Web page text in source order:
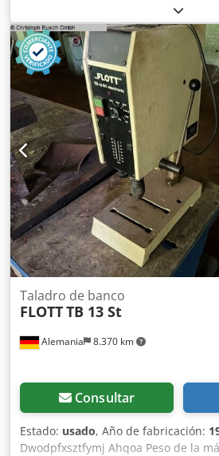
Alemania 8.370 km
Taladro de banco
FLOTTTB 13 St
Consultar
Estado: usado, Año de fabricación:
Dwodpfxsztfymj Ahqoa Peso de la